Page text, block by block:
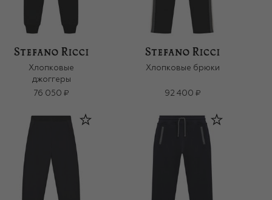
Хлопковые
джоггеры
76 050 ₽
Хлопковые брюки
92 400 ₽